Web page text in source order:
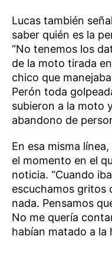
Lucas también
saber quién es la
“No tenemos los
de la moto tirada
chico que
Perón toda
subieron a la moto
abandono de
En esa misma
el momento en el
noticia. “Cuando
escuchamos gritos
nada. Pensamos
No me quería
habían matado a la